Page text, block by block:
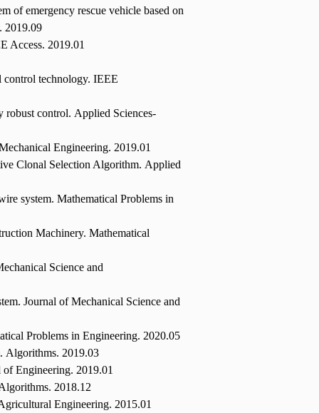
of emergency rescue vehicle based on
2019.09
Access. 2019.01
control technology. IEEE
robust control. Applied Sciences-
Engineering. 2019.01
Clonal Selection Algorithm. Applied
system. Mathematical Problems in
Machinery. Mathematical
Science and
Journal of Mechanical Science and
Problems in Engineering. 2020.05
Algorithms. 2019.03
Engineering. 2019.01
2018.12
Engineering. 2015.01